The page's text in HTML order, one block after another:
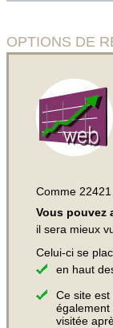
OPTIONS DE
Comme
Vous pouvez
il sera mieux
Celui-ci se
en haut
Ce site
également
visitée